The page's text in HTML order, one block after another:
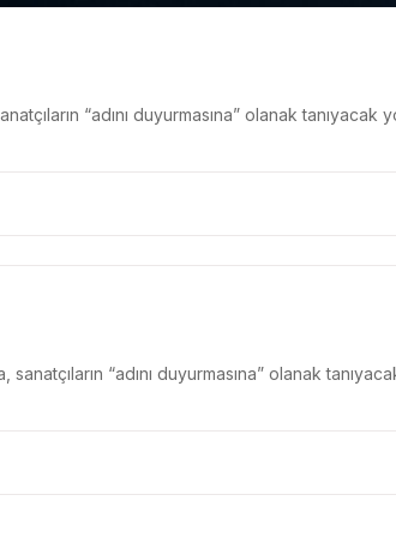
“adını duyurmasına” olanak tanıyacak
“adını duyurmasına” olanak